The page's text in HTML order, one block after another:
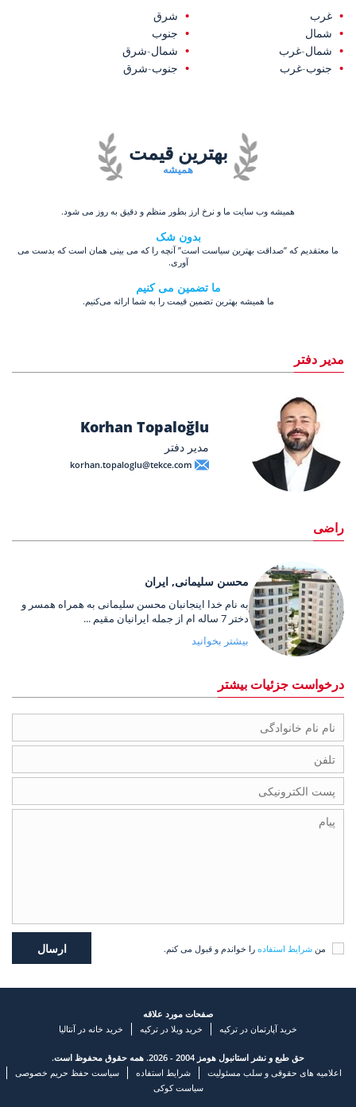
غرب
شرق
شمال
جنوب
شمال-غرب
شمال-شرق
جنوب-غرب
جنوب-شرق
همیشه
بهترین قیمت
همیشه وب سایت ما و نرخ ارز بطور منظم و دقیق به روز می شود.
بدون شک
ما معتقدیم که ”صداقت بهترین سیاست است” آنچه را که می بینی همان است که بدست می
آوری.
ما تضمین می کنیم
ما همیشه بهترین تضمین قیمت را به شما ارائه می‌کنیم.
مدیر دفتر
Korhan Topaloğlu
مدیر دفتر
korhan.topaloglu@tekce.com
راضی
محسن سلیمانی, ایران
به نام خدا اینجانبان محسن سلیمانی به همراه همسر و
دختر 7 ساله ام از جمله ایرانیان مقیم ...
بیشتر بخوانید
درخواست جزئیات بیشتر
من شرایط استفاده را خواندم و قبول می کنم.
صفحات مورد علاقه
خرید آپارتمان در ترکیه
خرید ویلا در ترکیه خرید خانه در آنتالیا
حق طبع و نشر استانبول هومز 2004 - 2026. همه حقوق محفوظ است.
اعلامیه های حقوقی و سلب مسئولیت
شرایط استفاده
سیاست حفظ حریم خصوصی
سیاست کوکی